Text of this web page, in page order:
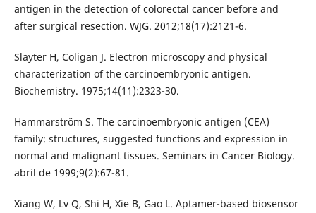
antigen in the detection of colorectal cancer before and
after surgical resection. WJG. 2012;18(17):2121-6.
Slayter H, Coligan J. Electron microscopy and physical
characterization of the carcinoembryonic antigen.
Biochemistry. 1975;14(11):2323-30.
Hammarström S. The carcinoembryonic antigen (CEA)
family: structures, suggested functions and expression in
normal and malignant tissues. Seminars in Cancer Biology.
abril de 1999;9(2):67-81.
Xiang W, Lv Q, Shi H, Xie B, Gao L. Aptamer-based biosensor